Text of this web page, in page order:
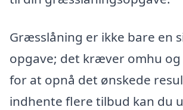
Græsslåning er ikke bare en
opgave; det kræver omhu og
for at opnå det ønskede
indhente flere tilbud kan du